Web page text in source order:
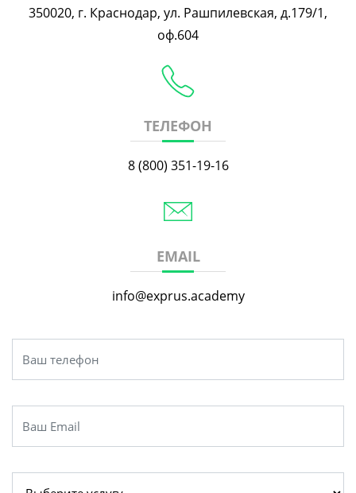
350020, г. Краснодар, ул. Рашпилевская, д.179/1,
оф.604
ТЕЛЕФОН
8 (800) 351-19-16
EMAIL
info@exprus.academy